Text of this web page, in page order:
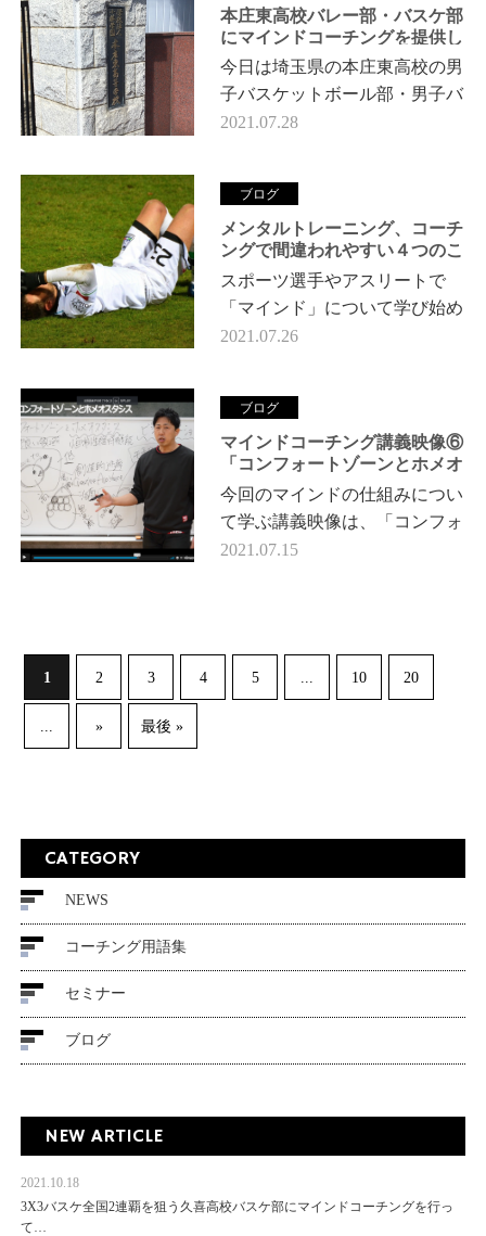
本庄東高校バレー部・バスケ部
にマインドコーチングを提供し
てきました！
今日は埼玉県の本庄東高校の男
子バスケットボール部・男子バ
レーボール部に合同でのマイン
科学に…
2021.07.28
ブログ
メンタルトレーニング、コーチ
ングで間違われやすい４つのこ
と
スポーツ選手やアスリートで
「マインド」について学び始め
ている方が少しずつ増えてきて
った理論、…
2021.07.26
ブログ
マインドコーチング講義映像⑥
「コンフォートゾーンとホメオ
スタシス」
今回のマインドの仕組みについ
て学ぶ講義映像は、「コンフォ
ートゾーン」と「ホメオスタシ
2021.07.15
1 2 3 4 5 10 20
» 最後 »
CATEGORY
NEWS
コーチング用語集
セミナー
ブログ
NEW ARTICLE
2021.10.18
3X3バスケ全国2連覇を狙う久喜高校バスケ部にマインドコーチングを行っ
て…